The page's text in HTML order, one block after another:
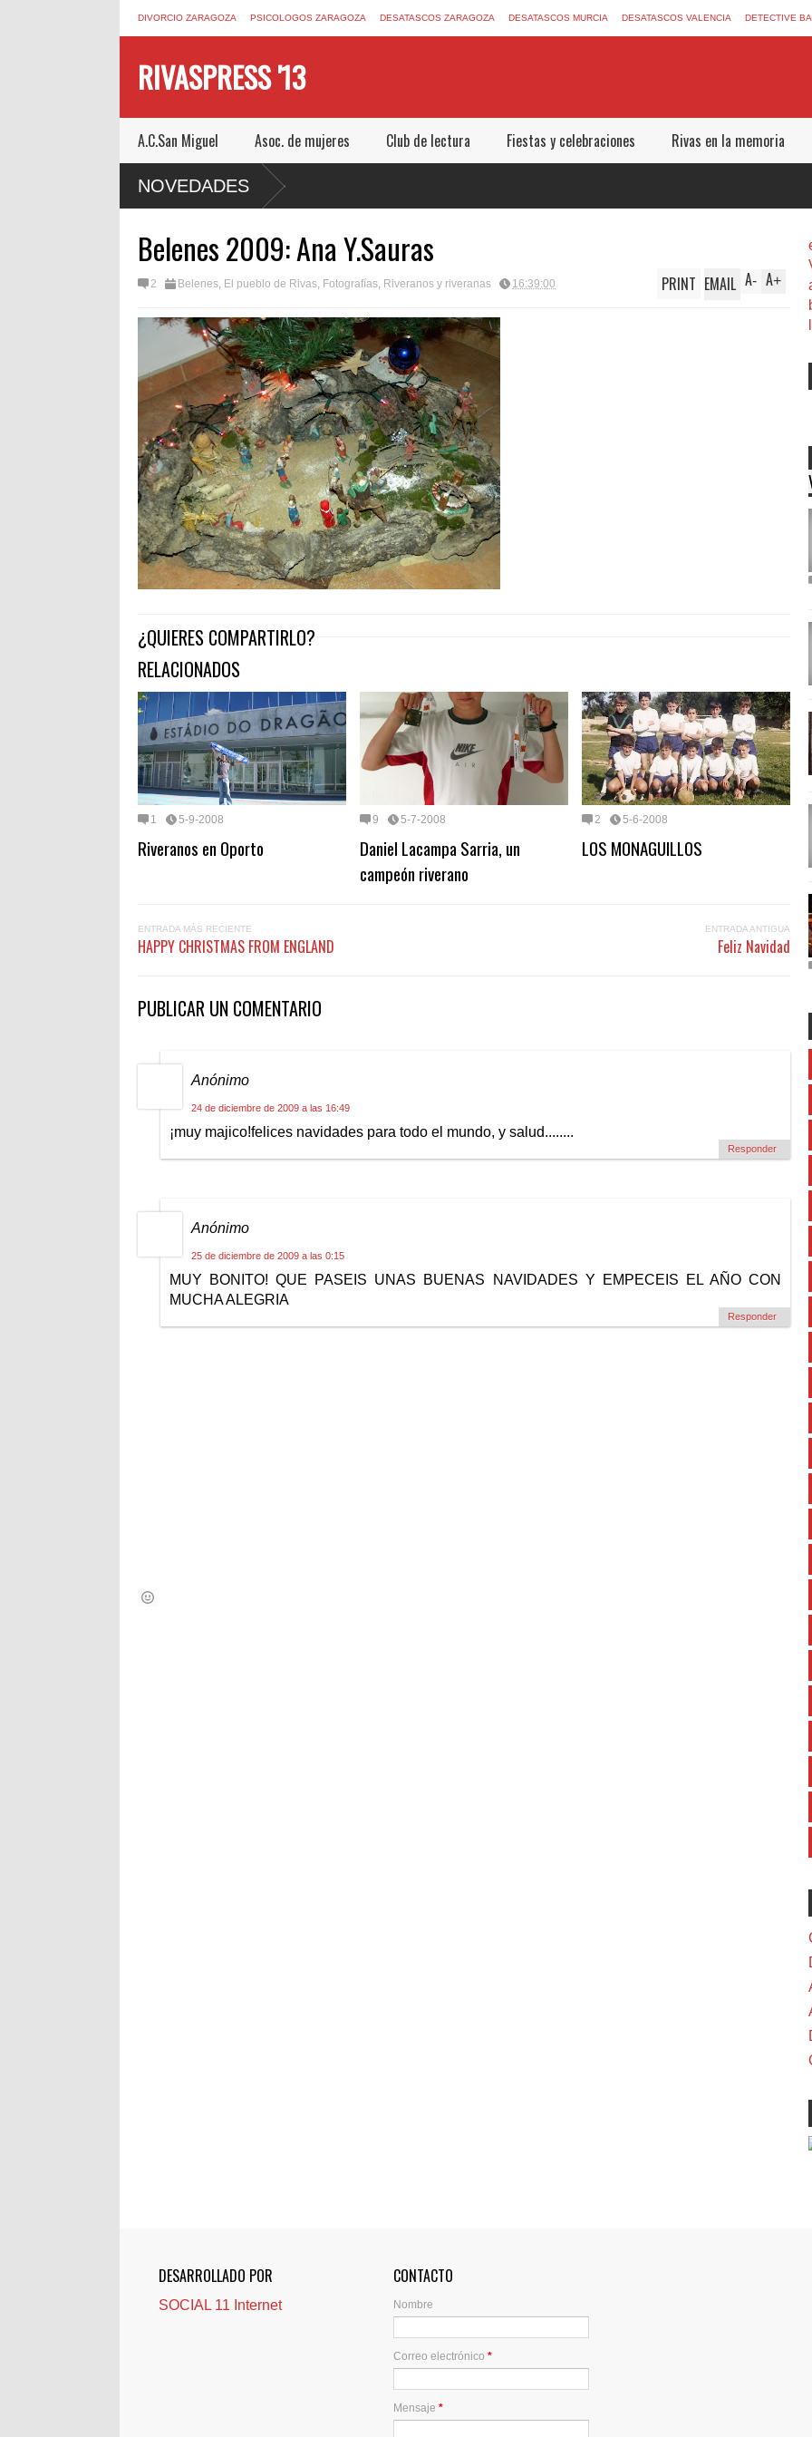
DIVORCIO ZARAGOZA PSICOLOGOS ZARAGOZA DESATASCOS ZARAGOZA DESATASCOS MURCIA DESATASCOS VALENCIA DETECTIVE
RIVASPRESS '13
A.C.San Miguel Asoc. de mujeres Club de lectura Fiestas y celebraciones Rivas en la memoria
NOVEDADES
ROOM DE MUCHO MIEDO EN
Belenes 2009: Ana Y.Sauras
2 Belenes, El pueblo de Rivas, Fotografías, Riveranos y riveranas 16:39:00 A+
A-
PRINT EMAIL
¿QUIERES COMPARTIRLO?
RELACIONADOS
1 5-9-2008
Riveranos en Oporto
9 5-7-2008
Daniel Lacampa Sarria, un
campeón riverano
2 5-6-2008
LOS MONAGUILLOS
ENTRADA MÁS RECIENTE
HAPPY CHRISTMAS FROM ENGLAND
ENTRADA ANTIGUA
Feliz Navidad
PUBLICAR UN COMENTARIO
Anónimo
24 de diciembre de 2009 a las 16:49
¡muy majico!felices navidades para todo el mundo, y salud........
Responder
Anónimo
25 de diciembre de 2009 a las 0:15
MUY BONITO! QUE PASEIS UNAS BUENAS NAVIDADES Y EMPECEIS EL AÑO CON
MUCHA ALEGRIA
Responder
DESARROLLADO POR
SOCIAL 11 Internet
CONTACTO
Nombre
Correo electrónico*
Mensaje*